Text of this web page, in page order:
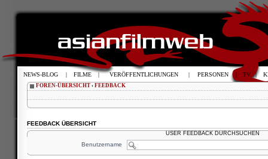
FOREN-ÜBERSICHT ‹ FEEDBACK
FEEDBACK ÜBERSICHT
USER FEEDBACK DURCHSUCHEN
Benutzername
NEWS-BLOG | FILME | VERÖFFENTLICHUNGEN | PERSONEN | TV |